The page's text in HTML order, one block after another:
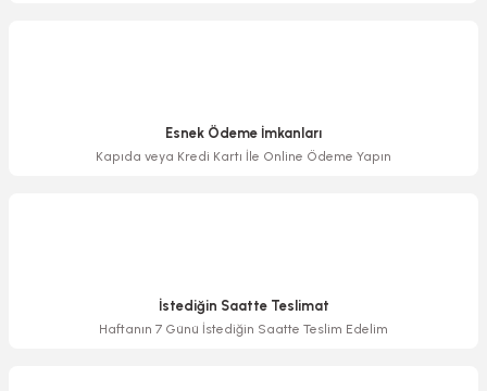
Esnek Ödeme İmkanları
Kapıda veya Kredi Kartı İle Online Ödeme Yapın
İstediğin Saatte Teslimat
Haftanın 7 Günü İstediğin Saatte Teslim Edelim